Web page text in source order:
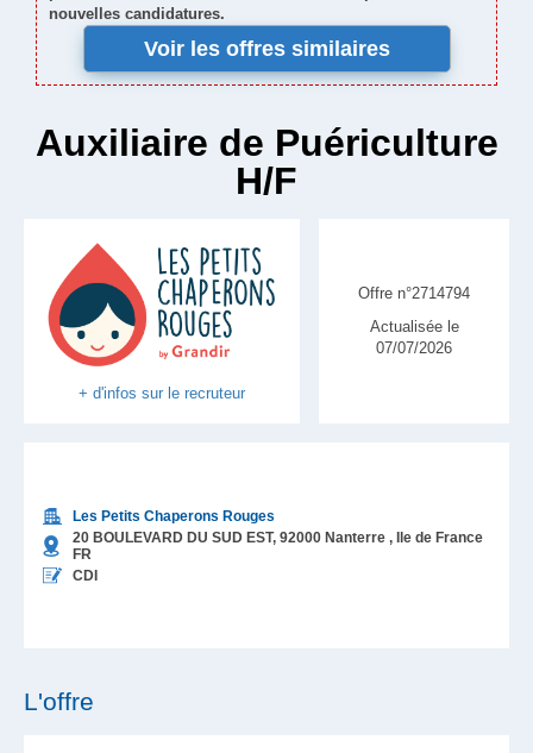
nouvelles candidatures.
Voir les offres similaires
Auxiliaire de Puériculture
H/F
+ d'infos sur le recruteur
Les Petits Chaperons Rouges
20 BOULEVARD DU SUD EST, 92000 Nanterre , Ile de France
FR
CDI
Offre n°2714794
Actualisée le
07/07/2026
L'offre